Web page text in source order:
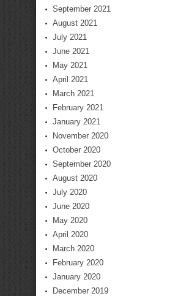
September 2021
August 2021
July 2021
June 2021
May 2021
April 2021
March 2021
February 2021
January 2021
November 2020
October 2020
September 2020
August 2020
July 2020
June 2020
May 2020
April 2020
March 2020
February 2020
January 2020
December 2019